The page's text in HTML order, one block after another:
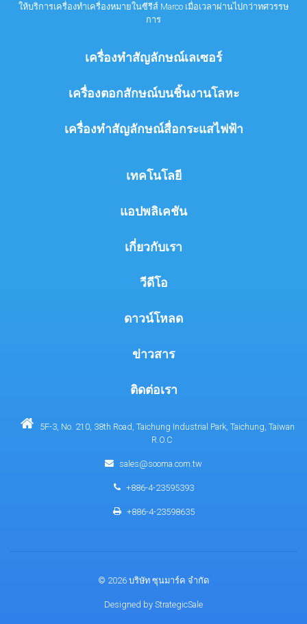
ให้บริการเครื่องทำเครื่องหมายในซีรีส์ Marco เมื่อเวลาผ่านไปกว่าทศวรรษ
การ
เครื่องทำสัญลักษณ์เลเซอร์
เครื่องตอกสักษณ์บนชิ้นงานโลหะ
เครื่องทำสัญลักษณ์สื่อกระแสไฟฟ้า
เทคโนโลยี
แอปพลิเคชัน
เกี่ยวกับเรา
วีดีโอ
ดาวน์โหลด
ข่าวสาร
ติดต่อเรา
5F-3, No. 210, 38th Road, Taichung Industrial Park, Taichung, Taiwan
R.O.C
sales@sooma.com.tw
+886-4-23595393
+886-4-23598635
© 2026 บริษัท ซุนมาร์ค จำกัด
Designed by StrategicSale